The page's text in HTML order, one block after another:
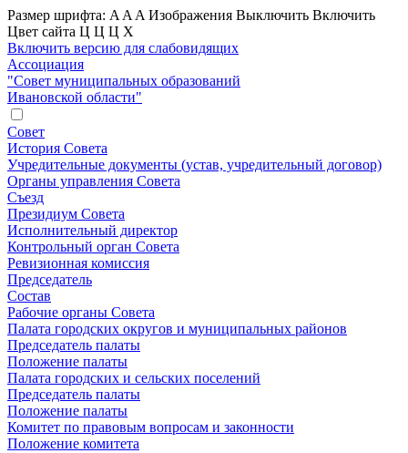
Размер шрифта: A A A Изображения Выключить Включить
Цвет сайта Ц Ц Ц Х
Включить версию для слабовидящих
Ассоциация
"Совет муниципальных образований
Ивановской области"
Совет
История Совета
Учредительные документы (устав, учредительный договор)
Органы управления Совета
Съезд
Президиум Совета
Исполнительный директор
Контрольный орган Совета
Ревизионная комиссия
Председатель
Состав
Рабочие органы Совета
Палата городских округов и муниципальных районов
Председатель палаты
Положение палаты
Палата городских и сельских поселений
Председатель палаты
Положение палаты
Комитет по правовым вопросам и законности
Положение комитета